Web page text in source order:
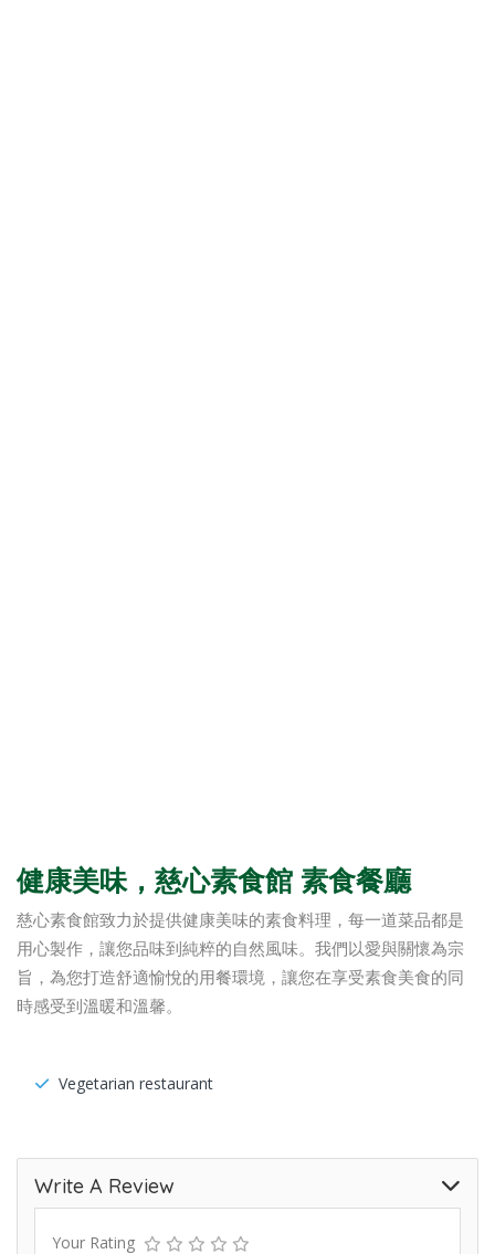
健康美味，慈心素食館 素食餐廳
慈心素食館致力於提供健康美味的素食料理，每一道菜品都是
用心製作，讓您品味到純粹的自然風味。我們以愛與關懷為宗
旨，為您打造舒適愉悅的用餐環境，讓您在享受素食美食的同
時感受到溫暖和溫馨。
Vegetarian restaurant
Write A Review
Your Rating